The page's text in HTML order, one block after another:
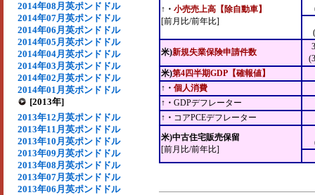
2014年08月英ポンドドル
2014年07月英ポンドドル
2014年06月英ポンドドル
2014年05月英ポンドドル
2014年04月英ポンドドル
2014年03月英ポンドドル
2014年02月英ポンドドル
2014年01月英ポンドドル
[2013年]
2013年12月英ポンドドル
2013年11月英ポンドドル
2013年10月英ポンドドル
2013年09月英ポンドドル
2013年08月英ポンドドル
2013年07月英ポンドドル
2013年06月英ポンドドル
↑・ 小売売上高【除自動車】
[前月比/前年比]
米)新規失業保険申請件数
米)第4四半期GDP【確報値】
↑・ 個人消費
↑・ GDPデフレーター
↑・ コアPCEデフレーター
米)中古住宅販売保留
[前月比/前年比]